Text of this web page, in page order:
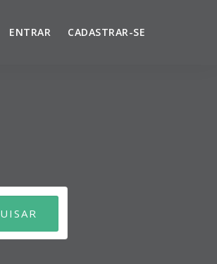
ENTRAR CADASTRAR-SE